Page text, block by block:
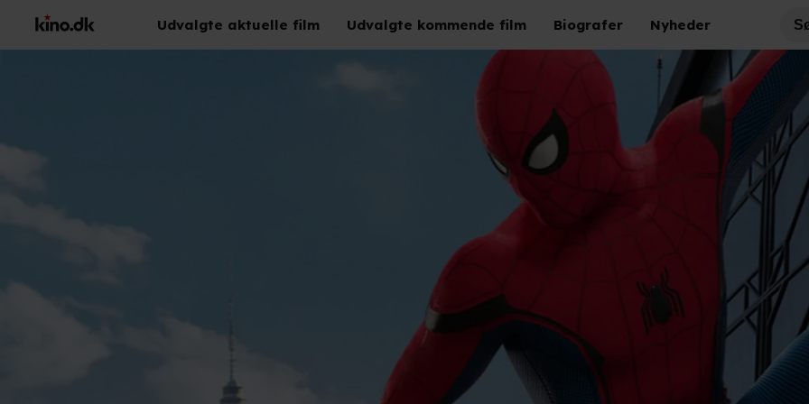
Udvalgte aktuelle film Udvalgte kommende film Biografer Nyheder